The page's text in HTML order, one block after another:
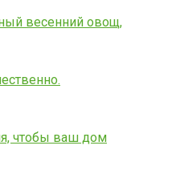
весенний овощ,
чтобы ваш дом